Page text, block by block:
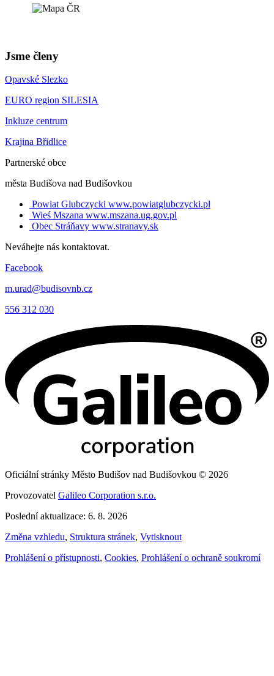
Jsme členy
Opavské Slezko
EURO region SILESIA
Inkluze centrum
Krajina Břidlice
Partnerské obce
města Budišova nad Budišovkou
Powiat Glubczycki www.powiatglubczycki.pl
Wieś Mszana www.mszana.ug.gov.pl
Obec Stráňavy www.stranavy.sk
Neváhejte nás kontaktovat.
Facebook
m.urad@budisovnb.cz
556 312 030
Oficiální stránky Město Budišov nad Budišovkou © 2026
Provozovatel Galileo Corporation s.r.o.
Poslední aktualizace: 6. 8. 2026
Změna vzhledu, Struktura stránek, Vytisknout
Prohlášení o přístupnosti, Cookies, Prohlášení o ochraně soukromí